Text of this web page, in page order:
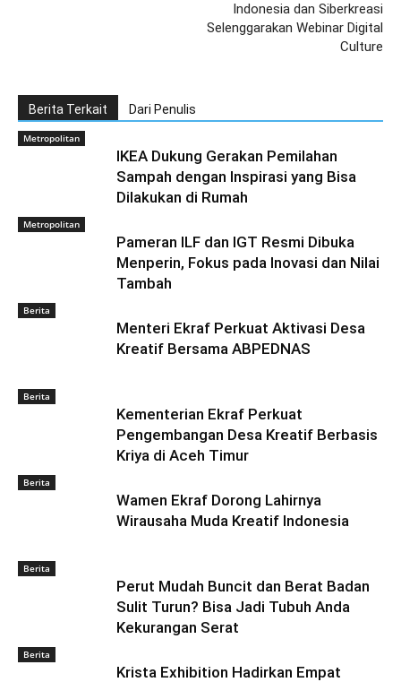
Indonesia dan Siberkreasi
Selenggarakan Webinar Digital
Culture
Berita Terkait Dari Penulis
Metropolitan
IKEA Dukung Gerakan Pemilahan
Sampah dengan Inspirasi yang Bisa
Dilakukan di Rumah
Metropolitan
Pameran ILF dan IGT Resmi Dibuka
Menperin, Fokus pada Inovasi dan Nilai
Tambah
Berita
Menteri Ekraf Perkuat Aktivasi Desa
Kreatif Bersama ABPEDNAS
Berita
Kementerian Ekraf Perkuat
Pengembangan Desa Kreatif Berbasis
Kriya di Aceh Timur
Berita
Wamen Ekraf Dorong Lahirnya
Wirausaha Muda Kreatif Indonesia
Berita
Perut Mudah Buncit dan Berat Badan
Sulit Turun? Bisa Jadi Tubuh Anda
Kekurangan Serat
Berita
Krista Exhibition Hadirkan Empat